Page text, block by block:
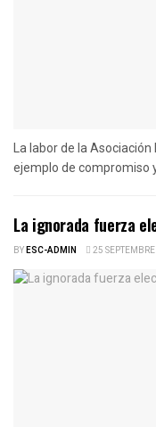
La labor de la
ejemplo de compromiso
La ignorada fuerza
BYESC-ADMIN 25